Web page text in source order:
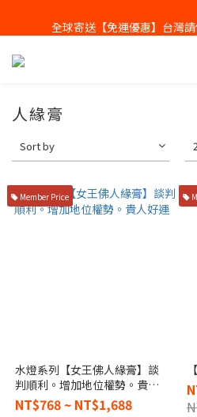
全球寄送【免運優惠】台灣
人緣膏
Sort by
Member Price
水燈系列【女王佛人緣膏】談
判順利。增加地位權勢。貴人
好運
NT$768 ~ NT$1,688